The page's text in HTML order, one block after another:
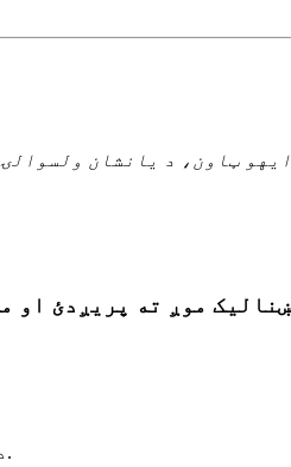
ایهو ټاون، د یانشان
© د چاپ حق - 2010-2022: ټول حقونه خوندي دي.